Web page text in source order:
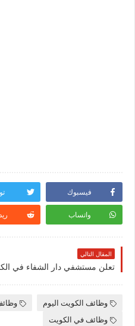
فيسبوك
واتساب
المقال التالي
وظائف الكويت اليوم
وظائف في الكويت